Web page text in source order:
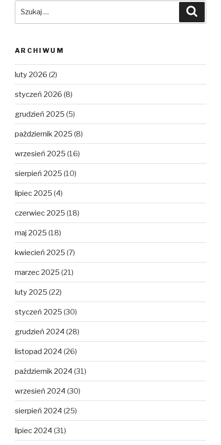
ARCHIWUM
luty 2026 (2)
styczeń 2026 (8)
grudzień 2025 (5)
październik 2025 (8)
wrzesień 2025 (16)
sierpień 2025 (10)
lipiec 2025 (4)
czerwiec 2025 (18)
maj 2025 (18)
kwiecień 2025 (7)
marzec 2025 (21)
luty 2025 (22)
styczeń 2025 (30)
grudzień 2024 (28)
listopad 2024 (26)
październik 2024 (31)
wrzesień 2024 (30)
sierpień 2024 (25)
lipiec 2024 (31)